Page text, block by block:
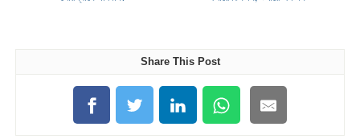
Share This Post